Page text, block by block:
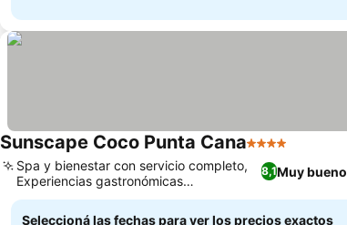
Sunscape Coco Punta Cana4 Estrellas
8,1Muy bueno
Spa y bienestar con servicio completo,
Experiencias gastronómicas
internacionales variadas
Seleccioná las fechas para ver los precios exactos